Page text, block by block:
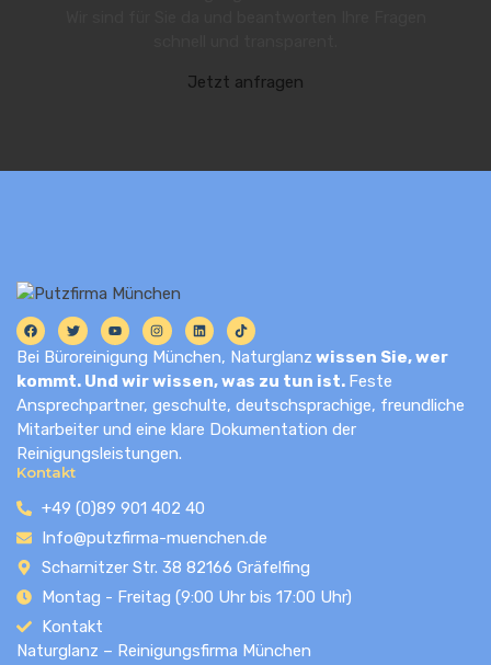
Jetzt anfragen
Bei Büroreinigung München, Naturglanz wissen Sie, wer
kommt. Und wir wissen, was zu tun ist. Feste
Ansprechpartner, geschulte, deutschsprachige, freundliche
Mitarbeiter und eine klare Dokumentation der
Reinigungsleistungen.
Kontakt
+49 (0)89 901 402 40
Info@putzfirma-muenchen.de
Scharnitzer Str. 38 82166 Gräfelfing
Montag - Freitag (9:00 Uhr bis 17:00 Uhr)
Kontakt
Naturglanz – Reinigungsfirma München